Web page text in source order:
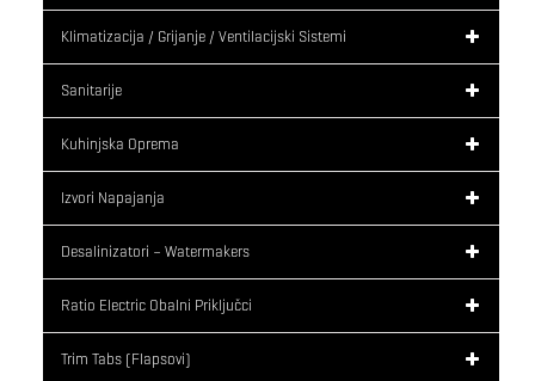
Klimatizacija / Grijanje / Ventilacijski Sistemi
Sanitarije
Kuhinjska Oprema
Izvori Napajanja
Desalinizatori – Watermakers
Ratio Electric Obalni Priključci
Trim Tabs (flapsovi)